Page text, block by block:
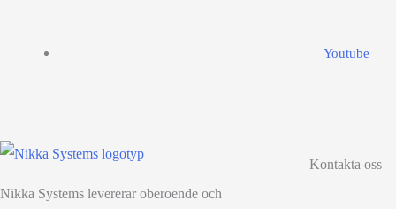
Youtube
Nikka Systems levererar oberoende och
Kontakta oss